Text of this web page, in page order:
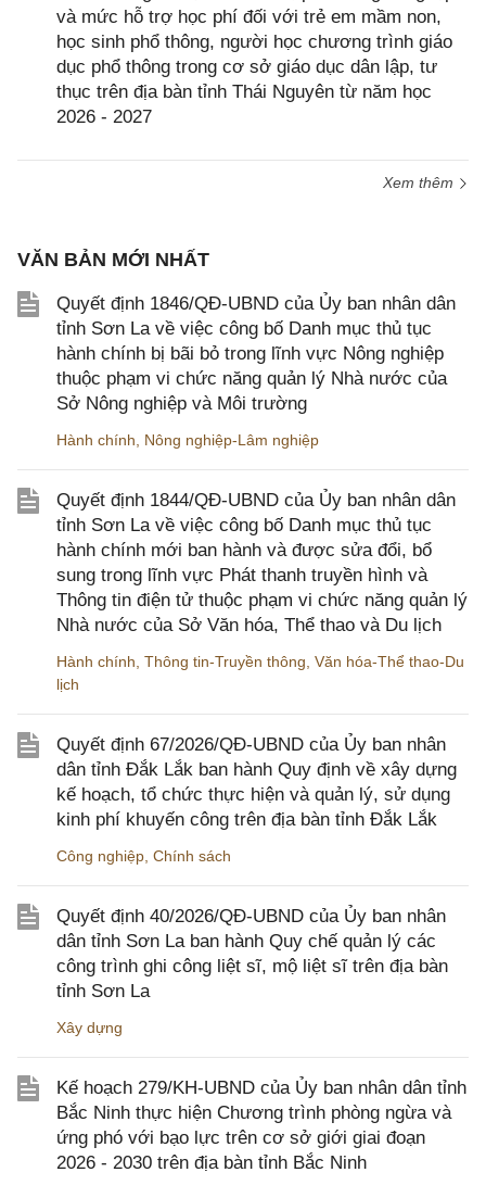
và mức hỗ trợ học phí đối với trẻ em mầm non,
học sinh phổ thông, người học chương trình giáo
dục phổ thông trong cơ sở giáo dục dân lập, tư
thục trên địa bàn tỉnh Thái Nguyên từ năm học
2026 - 2027
Xem thêm
VĂN BẢN MỚI NHẤT
Quyết định 1846/QĐ-UBND của Ủy ban nhân dân
tỉnh Sơn La về việc công bố Danh mục thủ tục
hành chính bị bãi bỏ trong lĩnh vực Nông nghiệp
thuộc phạm vi chức năng quản lý Nhà nước của
Sở Nông nghiệp và Môi trường
Hành chính Nông nghiệp-Lâm nghiệp
Quyết định 1844/QĐ-UBND của Ủy ban nhân dân
tỉnh Sơn La về việc công bố Danh mục thủ tục
hành chính mới ban hành và được sửa đổi, bổ
sung trong lĩnh vực Phát thanh truyền hình và
Thông tin điện tử thuộc phạm vi chức năng quản lý
Nhà nước của Sở Văn hóa, Thể thao và Du lịch
Hành chính Thông tin-Truyền thông Văn hóa-Thể thao-Du
lịch
Quyết định 67/2026/QĐ-UBND của Ủy ban nhân
dân tỉnh Đắk Lắk ban hành Quy định về xây dựng
kế hoạch, tổ chức thực hiện và quản lý, sử dụng
kinh phí khuyến công trên địa bàn tỉnh Đắk Lắk
Công nghiệp Chính sách
Quyết định 40/2026/QĐ-UBND của Ủy ban nhân
dân tỉnh Sơn La ban hành Quy chế quản lý các
công trình ghi công liệt sĩ, mộ liệt sĩ trên địa bàn
tỉnh Sơn La
Xây dựng
Kế hoạch 279/KH-UBND của Ủy ban nhân dân tỉnh
Bắc Ninh thực hiện Chương trình phòng ngừa và
ứng phó với bạo lực trên cơ sở giới giai đoạn
2026 - 2030 trên địa bàn tỉnh Bắc Ninh